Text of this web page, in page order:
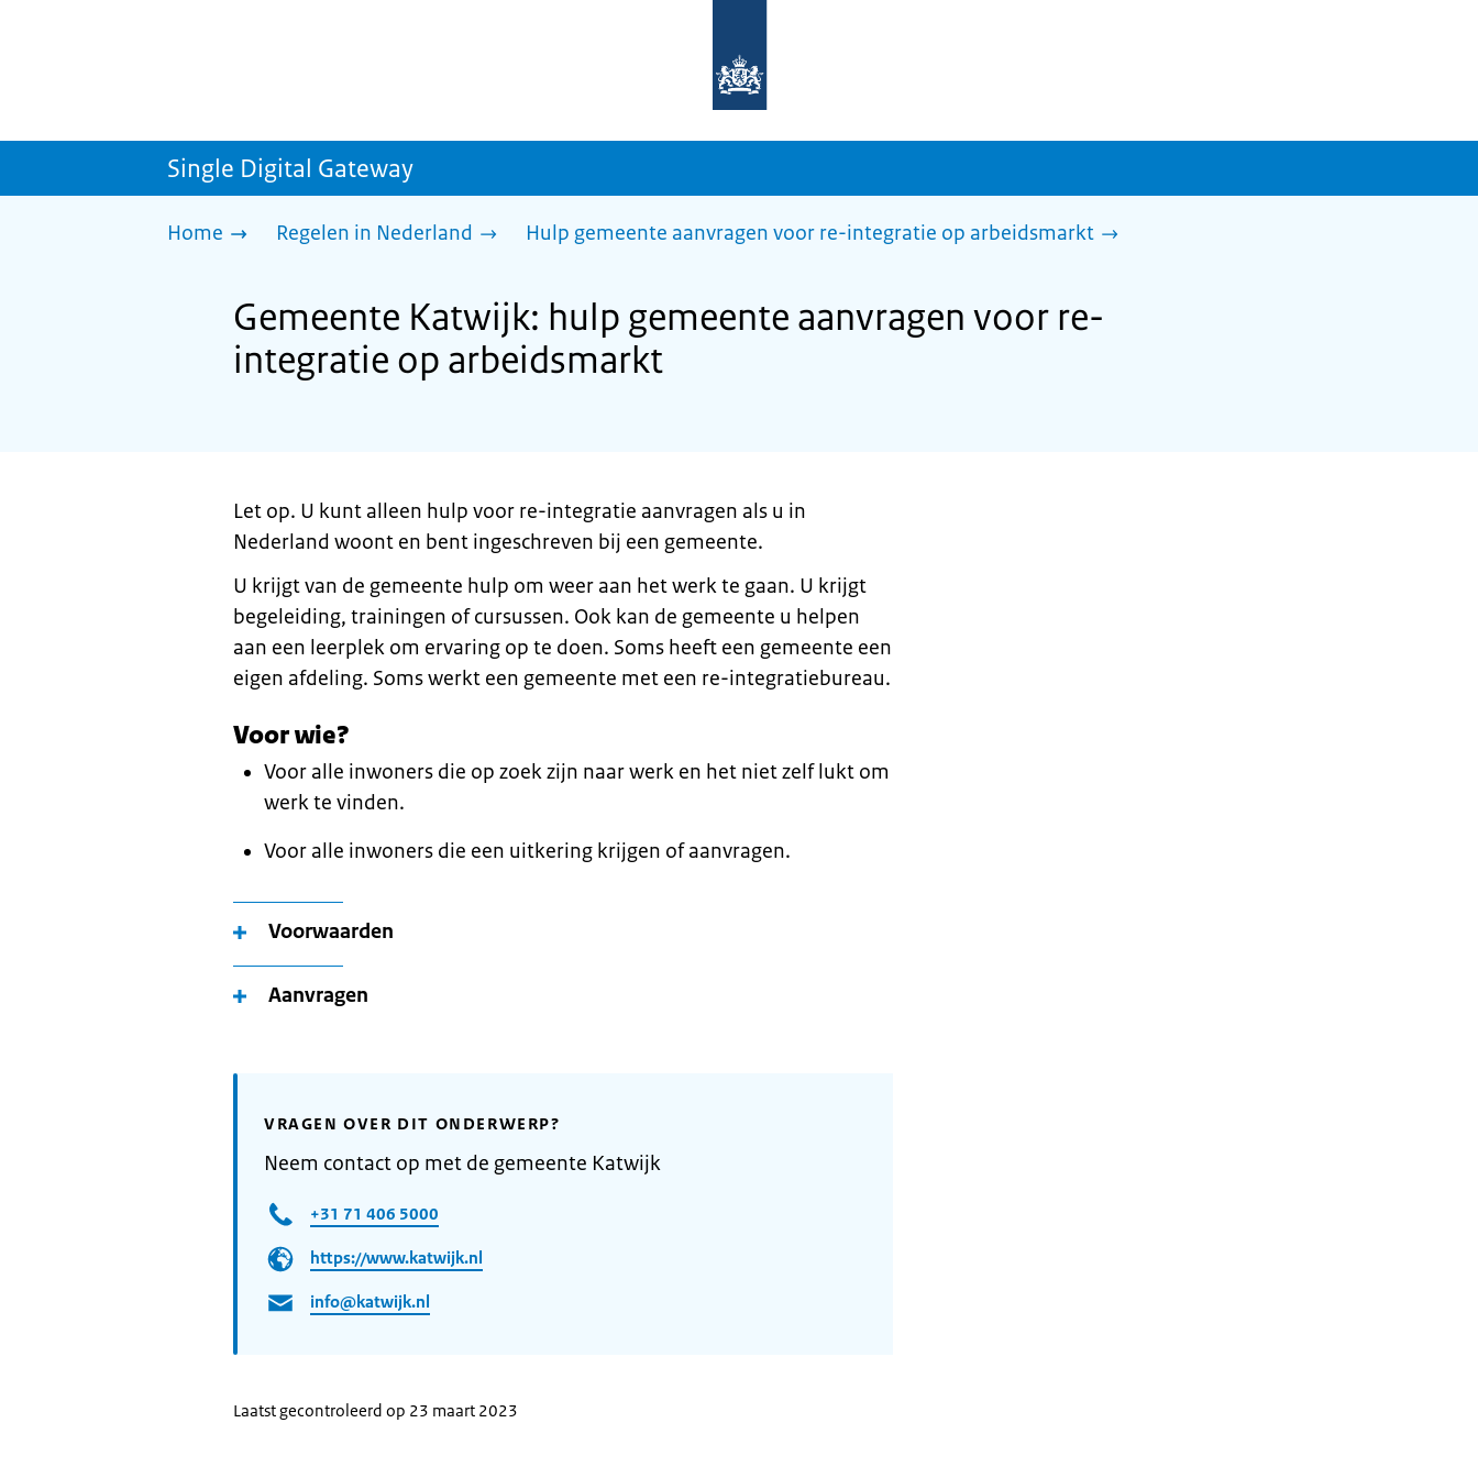
homepage
sdg.rijksoverheid.nl
Single Digital Gateway
Home Regelen in Nederland Hulp gemeente aanvragen voor re-integratie op arbeidsmarkt
Gemeente Katwijk: hulp gemeente aanvragen voor re-
integratie op arbeidsmarkt
Let op. U kunt alleen hulp voor re-integratie aanvragen als u in
Nederland woont en bent ingeschreven bij een gemeente.
U krijgt van de gemeente hulp om weer aan het werk te gaan. U krijgt
begeleiding, trainingen of cursussen. Ook kan de gemeente u helpen
aan een leerplek om ervaring op te doen. Soms heeft een gemeente een
eigen afdeling. Soms werkt een gemeente met een re-integratiebureau.
Voor wie?
Voor alle inwoners die op zoek zijn naar werk en het niet zelf lukt om
werk te vinden.
Voor alle inwoners die een uitkering krijgen of aanvragen.
Voorwaarden
Aanvragen
VRAGEN OVER DIT ONDERWERP?
Neem contact op met de gemeente Katwijk
+31 71 406 5000
https://www.katwijk.nl
info@katwijk.nl
Laatst gecontroleerd op 23 maart 2023